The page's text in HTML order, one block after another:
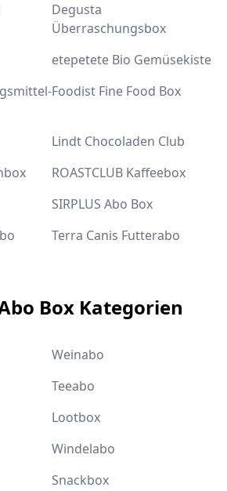
Degusta
Überraschungsbox
etepetete Bio Gemüsekiste
Foodist Fine Food Box
Lindt Chocoladen Club
ROASTCLUB Kaffeebox
SIRPLUS Abo Box
Terra Canis Futterabo
Box Kategorien
Weinabo
Teeabo
Lootbox
Windelabo
Snackbox